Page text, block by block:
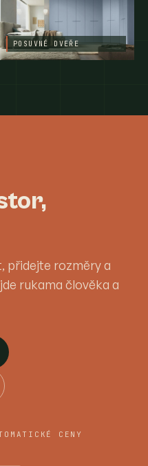
POSUVNÉ DVEŘE
přidejte rozměry a
rukama člověka a
CENY